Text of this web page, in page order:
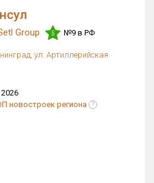
Group 5 №9 в РФ
ул. Артиллерийская
новостроек региона ?